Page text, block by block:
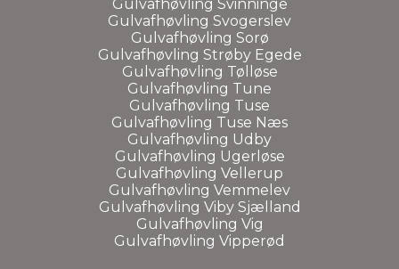
Gulvafhøvling Svinninge
Gulvafhøvling Svogerslev
Gulvafhøvling Sorø
Gulvafhøvling Strøby Egede
Gulvafhøvling Tølløse
Gulvafhøvling Tune
Gulvafhøvling Tuse
Gulvafhøvling Tuse Næs
Gulvafhøvling Udby
Gulvafhøvling Ugerløse
Gulvafhøvling Vellerup
Gulvafhøvling Vemmelev
Gulvafhøvling Viby Sjælland
Gulvafhøvling Vig
Gulvafhøvling Vipperød